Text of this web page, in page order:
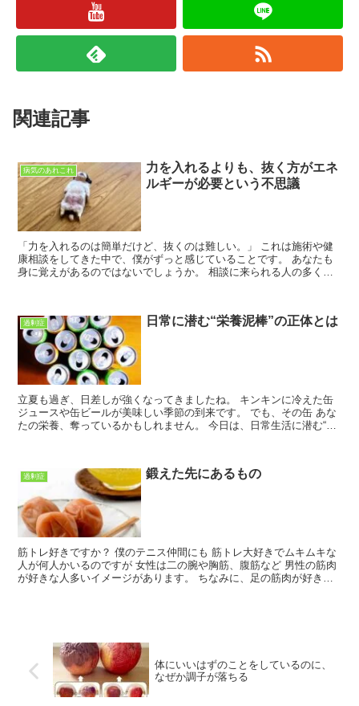
関連記事
病気のあれこれ
力を入れるよりも、抜く方がエネ
ルギーが必要という不思議
「力を入れるのは簡単だけど、抜くのは難しい。」 これは施術や健
康相談をしてきた中で、僕がずっと感じていることです。 あなたも
身に覚えがあるのではないでしょうか。 相談に来られる人の多くも
過剰症 日常に潜む“栄養泥棒”の正体とは
立夏も過ぎ、日差しが強くなってきましたね。 キンキンに冷えた缶
ジュースや缶ビールが美味しい季節の到来です。 でも、その缶 あな
たの栄養、奪っているかもしれません。 今日は、日常生活に潜む“隠
過剰症 鍛えた先にあるもの
筋トレ好きですか？ 僕のテニス仲間にも 筋トレ大好きでムキムキな
人が何人かいるのですが 女性は二の腕や胸筋、腹筋など 男性の筋肉
が好きな人多いイメージがあります。 ちなみに、足の筋肉が好き！
体にいいはずのことをしているのに、
なぜか調子が落ちる